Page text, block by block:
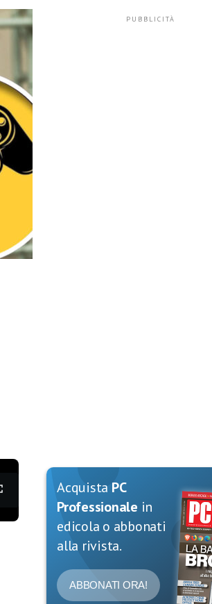
Acquista PC
Professionale in
edicola o abbonati
alla rivista.
ABBONATI ORA!